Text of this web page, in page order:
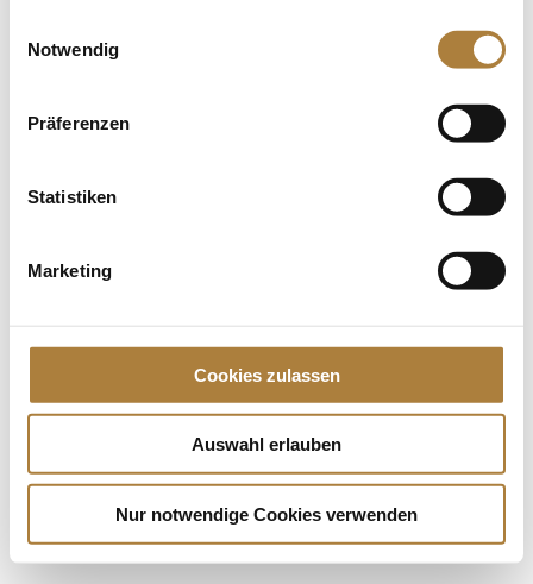
Notwendig
Präferenzen
Statistiken
Marketing
Cookies zulassen
Auswahl erlauben
Nur notwendige Cookies verwenden
Nationen beim...
Spenden
Talentpool-Athlet Calvin Böckmann wird U25-